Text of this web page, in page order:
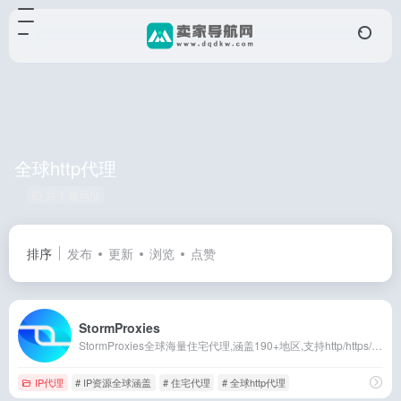
全球http代理
排序 发布 更新 浏览 点赞
StormProxies
StormProxies全球海量住宅代理,涵盖190+地区,支持http/https/socks5协议,超高可用率,稳定高匿,实现领封锁爬虫采集,支持企业定制.
IP代理 # IP资源全球涵盖 # 住宅代理 # 全球http代理